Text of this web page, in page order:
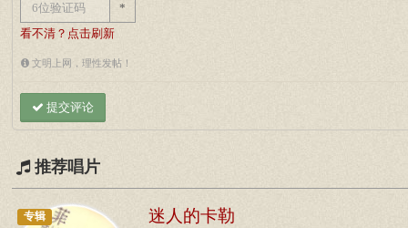
*
看不清？点击刷新
文明上网，理性发帖！
提交评论
推荐唱片
专辑 迷人的卡勒